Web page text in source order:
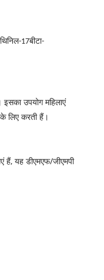
17बीटा-
इसका उपयोग महिलाएं
लिए करती हैं।
हैं, यह डीएमएफ/जीएमपी